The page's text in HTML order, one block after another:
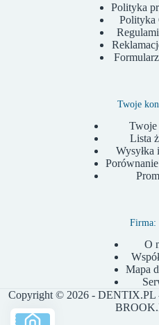
Polityka
Polityka
Twoje
Lista
Wysyłka
Firma:
O
Mapa
Copyright © 2026 - DENTIX.PL